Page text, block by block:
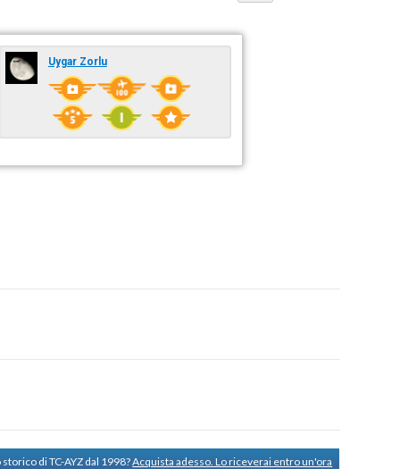
Uygar Zorlu
di TC-AYZ dal 1998?Acquista adesso. Lo riceverai entro un'ora